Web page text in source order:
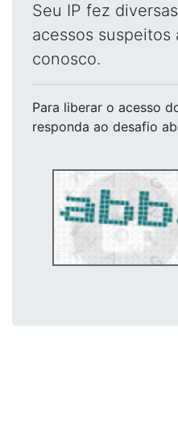
Seu IP fez
acessos suspeitos
conosco.
Para liberar o acesso
responda ao desafio